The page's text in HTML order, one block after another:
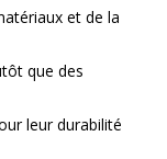
et de la
que des
leur durabilité